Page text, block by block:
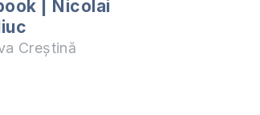
| Nicolai
Creștină